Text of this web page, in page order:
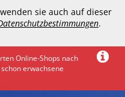
sie auch auf dieser
.
Online-Shops nach
erwachsene